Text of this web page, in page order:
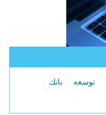
توسعه
بانك